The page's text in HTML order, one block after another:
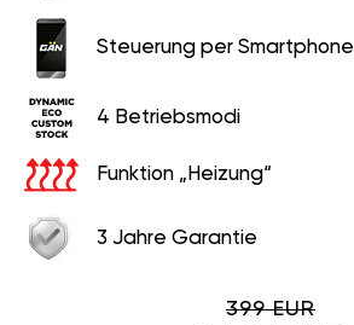
Steuerung per Smartphone
4 Betriebsmodi
Funktion „Heizung“
3 Jahre Garantie
399 EUR